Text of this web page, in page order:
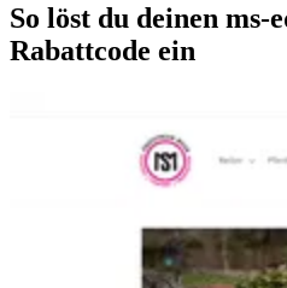
So löst du deinen ms-
Rabattcode ein